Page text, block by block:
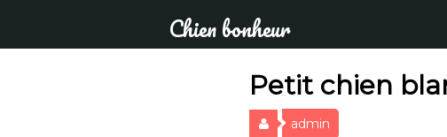
Chien bonheur
Petit chien
admin